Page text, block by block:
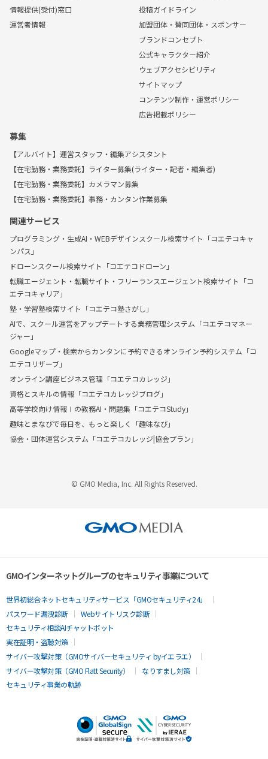
情報提供(受付)窓口
運営者情報
投稿ガイドライン
加盟団体・賛同団体・スポンサー
ブランドコンセプト
公式キャラクター紹介
ウェブアクセシビリティ
サイトマップ
コンテンツ制作・運営ポリシー
広告掲載ポリシー
募集
【アルバイト】運営スタッフ・編集アシスタント
【在宅勤務・業務委託】ライター募集(ライター・記者・編集者)
【在宅勤務・業務委託】カメラマン募集
【在宅勤務・業務委託】事務・カンタン作業募集
関連サービス
プログラミング・生成AI・WEBデザインスクール検索サイト「コエテコキャ
ンパス」
ドローンスクール検索サイト「コエテコドローン」
転職エージェント・転職サイト・フリーランスエージェント検索サイト「コ
エテコキャリア」
塾・学習塾検索サイト「コエテコ塾さがし」
AIで、スクール運営をアップデートする業務管理システム「コエテコマネー
ジャー」
Googleマップ・検索からカンタンに予約できるオンライン予約システム「コ
エテコリザーブ」
オンライン講座ビジネス管理「コエテコカレッジ」
資格とスキルの情報「コエテコカレッジブログ」
高等学校向け情報Ⅰの教務AI・問題集「コエテコStudy」
趣味とまなびで毎日を、もっと楽しく「趣味なび」
協会・団体運営システム「コエテコカレッジ|協会プラン」
© GMO Media, Inc. All Rights Reserved.
GMOインターネットグループのセキュリティ事業について
世界初総合ネットセキュリティサービス「GMOセキュリティ24」
パスワード漏洩診断
Webサイトリスク診断
セキュリティ相談AIチャットボット
実在証明・盗聴対策
サイバー攻撃対策（GMOサイバーセキュリティ byイエラエ）
サイバー攻撃対策（GMO Flatt Security）
なりすまし対策
セキュリティ事業の軌跡